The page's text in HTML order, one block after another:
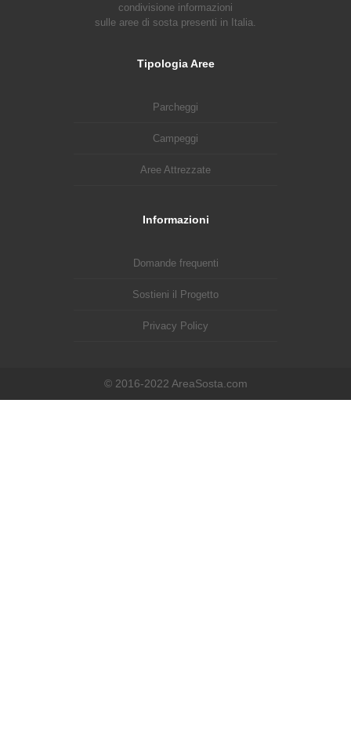
condivisione informazioni
sulle aree di sosta presenti in Italia.
Tipologia Aree
Parcheggi
Campeggi
Aree Attrezzate
Informazioni
Domande frequenti
Sostieni il Progetto
Privacy Policy
© 2016-2022 AreaSosta.com